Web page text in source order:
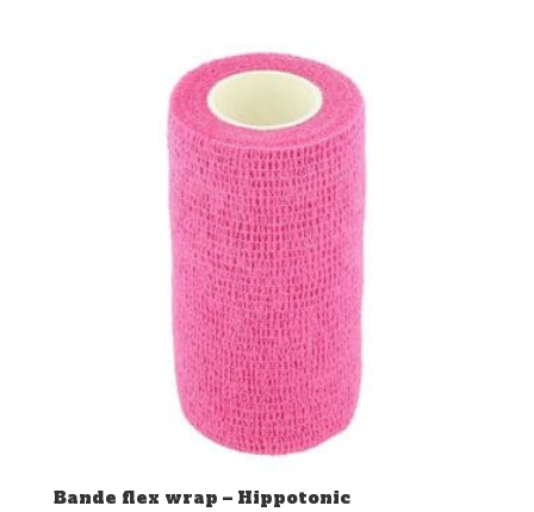
Bande flex wrap – Hippotonic